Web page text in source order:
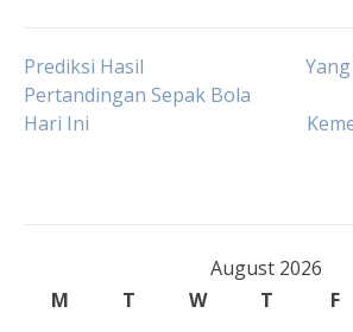
Post
navigation
Prediksi Hasil
Pertandingan Sepak Bola
Hari Ini
August 2026
M
T W T F